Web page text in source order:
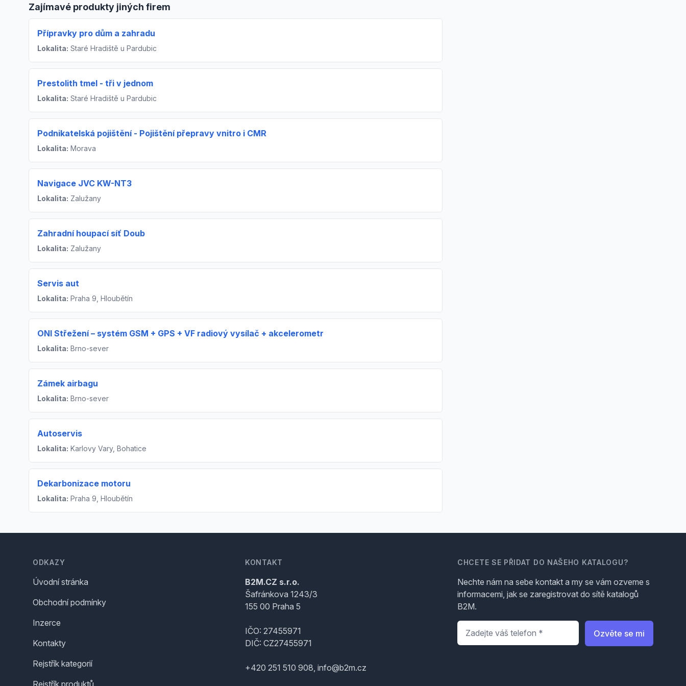
Zajímavé produkty jiných firem
Přípravky pro dům a zahradu
Lokalita: Staré Hradiště u Pardubic
Prestolith tmel - tři v jednom
Lokalita: Staré Hradiště u Pardubic
Podnikatelská pojištění - Pojištění přepravy vnitro i CMR
Lokalita: Morava
Navigace JVC KW-NT3
Lokalita: Zalužany
Zahradní houpací síť Doub
Lokalita: Zalužany
Servis aut
Lokalita: Praha 9, Hloubětín
ONI Střežení – systém GSM + GPS + VF radiový vysílač + akcelerometr
Lokalita: Brno-sever
Zámek airbagu
Lokalita: Brno-sever
Autoservis
Lokalita: Karlovy Vary, Bohatice
Dekarbonizace motoru
Lokalita: Praha 9, Hloubětín
ODKAZY
Úvodní stránka
Obchodní podmínky
Inzerce
Kontakty
Rejstřík kategorií
Rejstřík produktů
KONTAKT
B2M.CZ s.r.o.
Šafránkova 1243/3
155 00 Praha 5
IČO: 27455971
DIČ: CZ27455971
+420 251 510 908, info@b2m.cz
CHCETE SE PŘIDAT DO NAŠEHO KATALOGU?
Nechte nám na sebe kontakt a my se vám ozveme s
informacemi, jak se zaregistrovat do sítě katalogů
B2M.
Telefon
Ozvěte se mi